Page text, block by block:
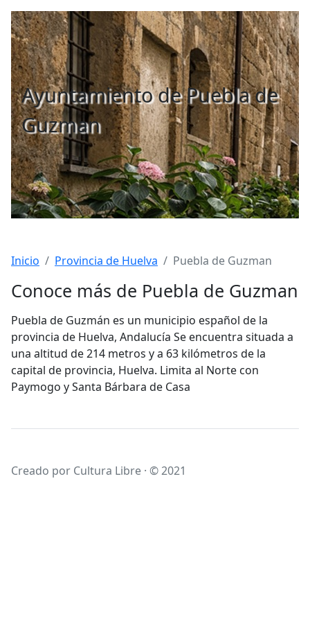
Ayuntamiento de Puebla de
Guzman
Inicio Provincia de Huelva Puebla de Guzman
Conoce más de Puebla de Guzman
Puebla de Guzmán es un municipio español de la
provincia de Huelva, Andalucía Se encuentra situada a
una altitud de 214 metros y a 63 kilómetros de la
capital de provincia, Huelva. Limita al Norte con
Paymogo y Santa Bárbara de Casa
Creado por Cultura Libre · © 2021